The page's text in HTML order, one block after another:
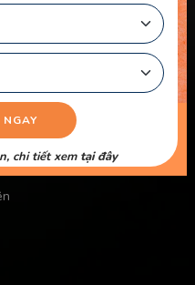
chi tiết xem tại đây